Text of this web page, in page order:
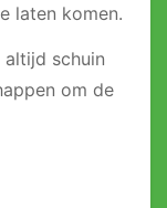
laten komen.
altijd schuin
om de